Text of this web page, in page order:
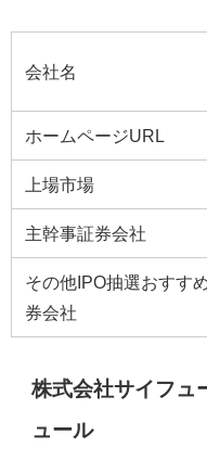
会社名
ホームページURL
上場市場
主幹事証券会社
その他IPO抽選おすす
券会社
株式会社サイフュ
ュール